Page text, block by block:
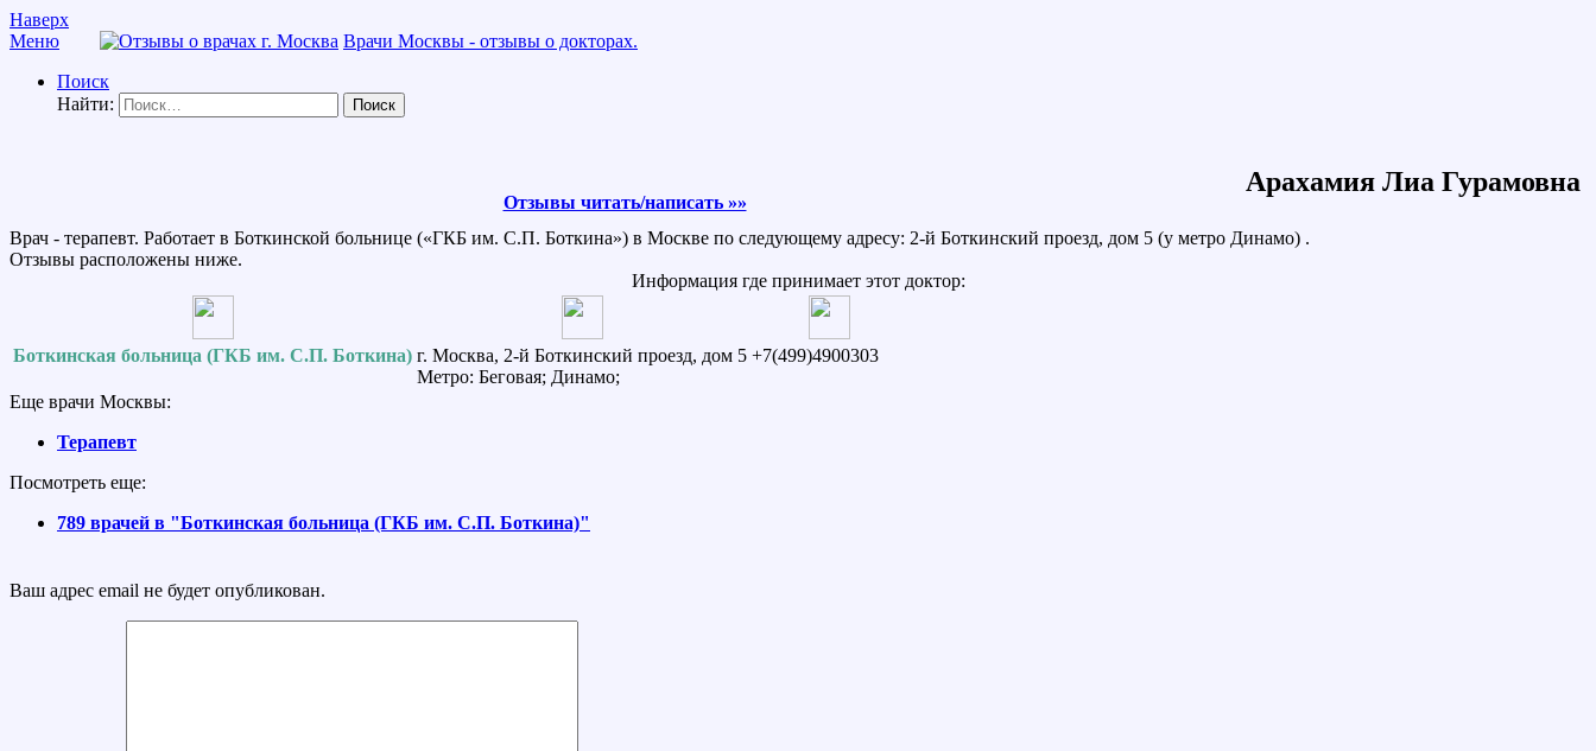
Наверх
Меню
Врачи Москвы - отзывы о докторах.
Поиск
Найти:
Отзывы читать/написать »»
Арахамия Лиа Гурамовна
Врач - терапевт. Работает в Боткинской больнице («ГКБ им. С.П. Боткина») в Москве по следующему адресу: 2-й Боткинский проезд, дом 5 (у метро Динамо) .
Отзывы расположены ниже.
Информация где принимает этот доктор:
Боткинская больница (ГКБ им. С.П. Боткина) г. Москва, 2-й Боткинский проезд, дом 5
Метро: Беговая; Динамо;
+7(499)4900303
Еще врачи Москвы:
Терапевт
Посмотреть еще:
789 врачей в "Боткинская больница (ГКБ им. С.П. Боткина)"
Ваш адрес email не будет опубликован.